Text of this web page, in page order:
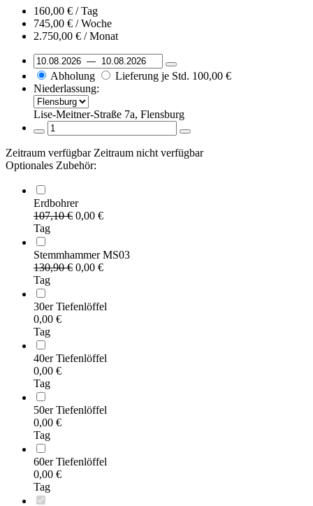
160,00 € / Tag
745,00 € / Woche
2.750,00 € / Monat
Abholung Lieferung je Std. 100,00 €
Niederlassung:
Lise-Meitner-Straße 7a, Flensburg
Zeitraum verfügbar Zeitraum nicht verfügbar
Optionales Zubehör:
Erdbohrer
107,10€ 0,00 €
Tag
Stemmhammer MS03
130,90€ 0,00 €
Tag
30er Tiefenlöffel
0,00 €
Tag
40er Tiefenlöffel
0,00 €
Tag
50er Tiefenlöffel
0,00 €
Tag
60er Tiefenlöffel
0,00 €
Tag